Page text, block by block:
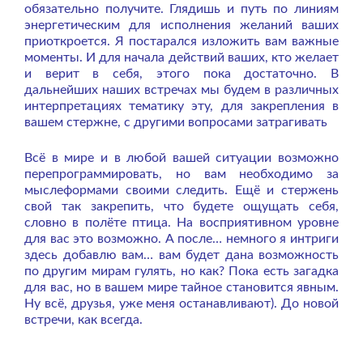
обязательно получите. Глядишь и путь по линиям
энергетическим для исполнения желаний ваших
приоткроется. Я постарался изложить вам важные
моменты. И для начала действий ваших, кто желает
и верит в себя, этого пока достаточно. В
дальнейших наших встречах мы будем в различных
интерпретациях тематику эту, для закрепления в
вашем стержне, с другими вопросами затрагивать
Всё в мире и в любой вашей ситуации возможно
перепрограммировать, но вам необходимо за
мыслеформами своими следить. Ещё и стержень
свой так закрепить, что будете ощущать себя,
словно в полёте птица. На восприятивном уровне
для вас это возможно. А после… немного я интриги
здесь добавлю вам… вам будет дана возможность
по другим мирам гулять, но как? Пока есть загадка
для вас, но в вашем мире тайное становится явным.
Ну всё, друзья, уже меня останавливают). До новой
встречи, как всегда.